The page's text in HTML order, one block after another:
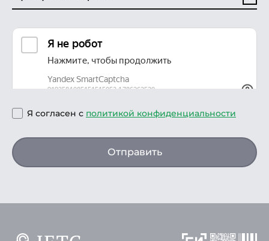
Я согласен с политикой конфиденциальности
Отправить